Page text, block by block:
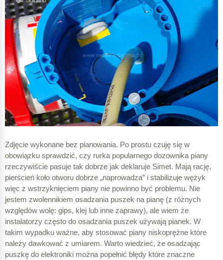
Zdjęcie wykonane bez pianowania. Po prostu czuję się w
obowiązku sprawdzić, czy rurka popularnego dozownika piany
rzeczywiście pasuje tak dobrze jak deklaruje Simet. Mają rację,
pierścień koło otworu dobrze „naprowadza” i stabilizuje wężyk
więc z wstrzyknięciem piany nie powinno być problemu. Nie
jestem zwolennikiem osadzania puszek na pianę (z różnych
względów wolę: gips, klej lub inne zaprawy), ale wiem że
instalatorzy często do osadzania puszek używają pianek. W
takim wypadku ważne, aby stosować piany niskoprężne które
należy dawkować z umiarem. Warto wiedzieć, że osadzając
puszkę do elektroniki można popełnić błędy które znaczne